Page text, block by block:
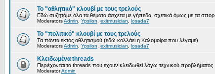
Το "αθλητικό" κλουβί με τους τρελούς
Εδώ συζητάμε όλα τα θέματα άσχετα με γήπεδα, σχετικά όμως με τα σπορ
ModeratorsAdmin Ypsilon exitmusician losada7
Το "πολιτικό" κλουβί με τους τρελούς
Τα πάντα εκτός αθλητισμού (εδώ κολλάει η Καλομοίρα που λέγαμε)
ModeratorsAdmin Ypsilon exitmusician losada7
Κλειδωμένα threads
Περιέχονται τα threads που έχουν κλειδωθεί λόγω τεχνικού προβλήματος
ModeratorAdmin